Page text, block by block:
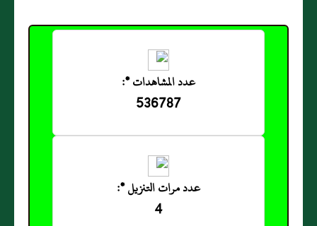
عدد المشاهدات *:
536787
عدد مرات التنزيل *:
4